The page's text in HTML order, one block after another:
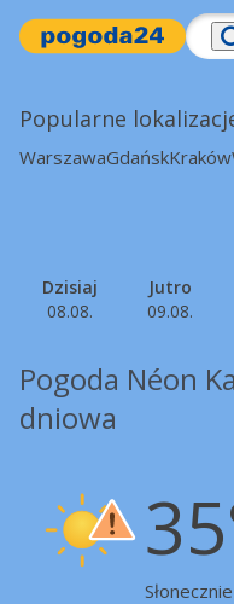
Popularne
WarszawaGdańskKraków
Dzisiaj
08.08.
Jutro
09.08.
Pogoda Néon
dniowa
Słonecznie